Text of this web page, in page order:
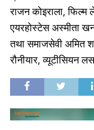
राजन कोइराला,
एयरहोस्टेस अस्मीता
तथा समाजसेवी अमित
रौनीयार, व्यूटीसियन